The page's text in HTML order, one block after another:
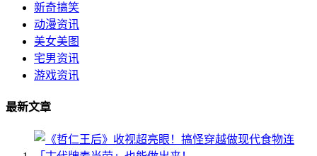
新奇搞笑
动漫资讯
美女美图
宅男资讯
游戏资讯
最新文章